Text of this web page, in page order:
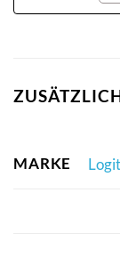
MARKE